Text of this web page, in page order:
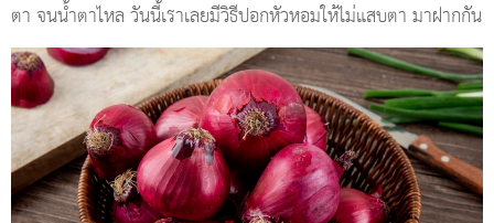
ตา จนน้ำตาไหล วันนี้เราเลยมีวิธีปอกหัวหอมให้ไม่แสบตา มาฝากกัน